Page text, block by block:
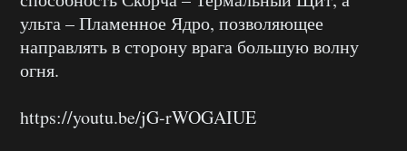
ульта – Пламенное Ядро, позволяющее
направлять в сторону врага большую волну
огня.
https://youtu.be/jG-rWOGAIUE